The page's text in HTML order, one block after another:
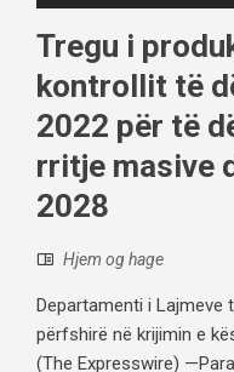
Tregu i
kontrollit të
2022 për të
rritje masive
2028
Hjem og hage
Departamenti i Lajmeve
përfshirë në krijimin e
(The Expresswire)